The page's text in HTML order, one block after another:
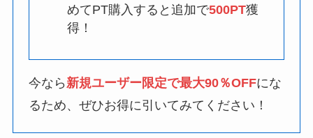
めてPT購入すると追加で500PT獲
得！
今なら新規ユーザー限定で最大90％OFFにな
るため、ぜひお得に引いてみてください！